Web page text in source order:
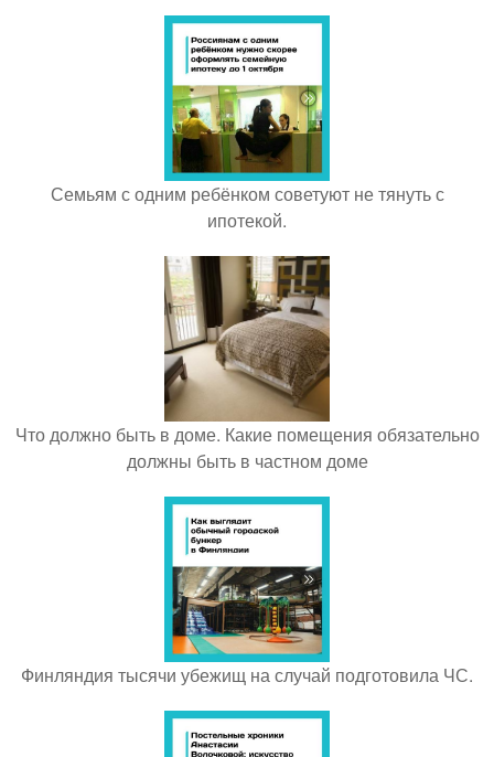
Семьям с одним ребёнком советуют не тянуть с
ипотекой.
Что должно быть в доме. Какие помещения обязательно
должны быть в частном доме
Финляндия тысячи убежищ на случай подготовила ЧС.